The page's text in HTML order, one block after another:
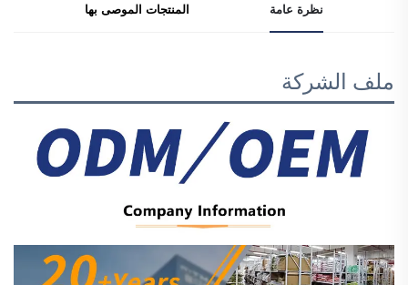
نظرة عامة المنتجات الموصى بها
ملف الشركة